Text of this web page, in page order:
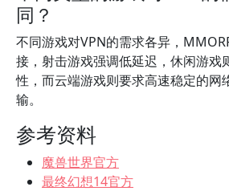
同？
不同游戏对VPN的需求各异，
接，射击游戏强调低延迟，休闲游戏
性，而云端游戏则要求高速稳定的网
输。
参考资料
魔兽世界官方
最终幻想14官方